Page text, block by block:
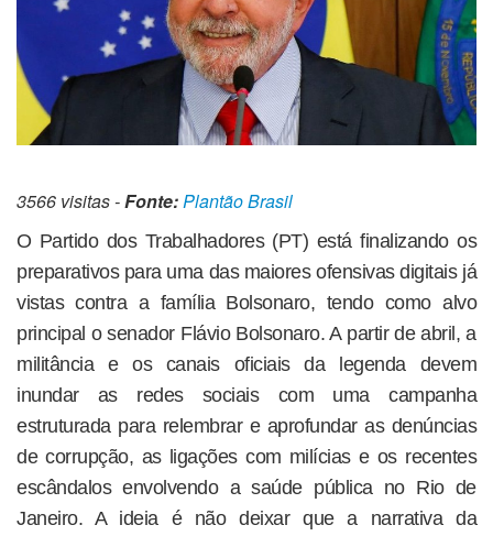
3566 visitas -Fonte:Plantão Brasil
O Partido dos Trabalhadores (PT) está finalizando os
preparativos para uma das maiores ofensivas digitais já
vistas contra a família Bolsonaro, tendo como alvo
principal o senador Flávio Bolsonaro. A partir de abril, a
militância e os canais oficiais da legenda devem
inundar as redes sociais com uma campanha
estruturada para relembrar e aprofundar as denúncias
de corrupção, as ligações com milícias e os recentes
escândalos envolvendo a saúde pública no Rio de
Janeiro. A ideia é não deixar que a narrativa da